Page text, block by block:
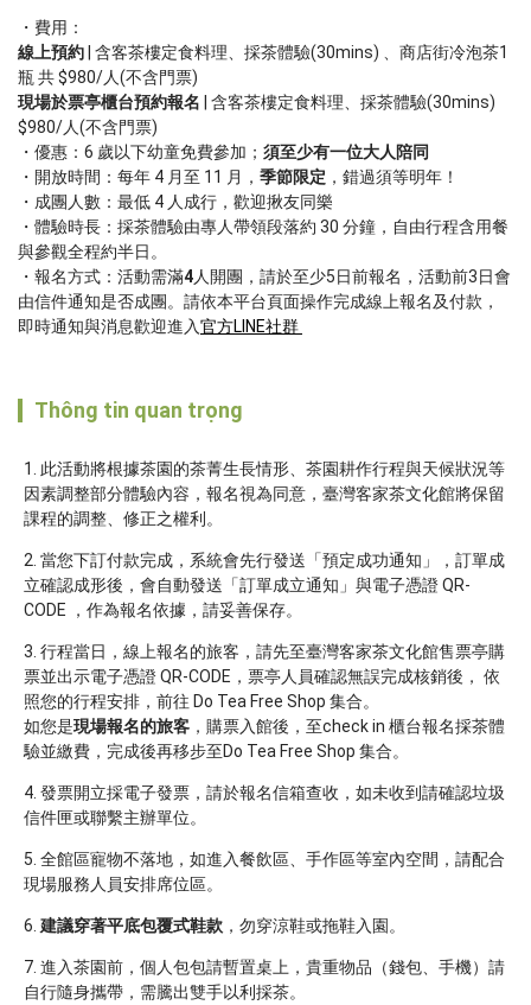
線上預約 | 含客茶樓定食料理、採茶體驗(30mins) 、商店街冷泡茶1
現場於票亭櫃台預約報名 | 含客茶樓定食料理、採茶體驗(30mins)
$980/人(不含門票)
優惠：6 歲以下幼童免費參加； 須至少有一位大人陪同
開放時間：每年 4 月至 11 月， 季節限定 ，錯過須等明年！
成團人數：最低 4 人成行，歡迎揪友同樂
體驗時長：採茶體驗由專人帶領段落約 30 分鐘，自由行程含用餐
與參觀全程約半日。
報名方式：活動需滿4人開團，請於至少5日前報名，活動前3日會
由信件通知是否成團。請依本平台頁面操作完成線上報名及付款，
即時通知與消息歡迎進入官方LINE社群
Thông tin quan trọng
此活動將根據茶園的茶菁生長情形、茶園耕作行程與天候狀況等
因素調整部分體驗內容，報名視為同意，臺灣客家茶文化館將保留
課程的調整、修正之權利。
當您下訂付款完成，系統會先行發送「預定成功通知」，訂單成
立確認成形後，會自動發送「訂單成立通知」與電子憑證 QR-
CODE ，作為報名依據，請妥善保存。
行程當日，線上報名的旅客，請先至臺灣客家茶文化館售票亭購
票並出示電子憑證 QR-CODE，票亭人員確認無誤完成核銷後， 依
照您的行程安排，前往 Do Tea Free Shop 集合。
如您是現場報名的旅客，購票入館後，至check in 櫃台報名採茶體
驗並繳費，完成後再移步至Do Tea Free Shop 集合。
發票開立採電子發票，請於報名信箱查收，如未收到請確認垃圾
信件匣或聯繫主辦單位。
全館區寵物不落地，如進入餐飲區、手作區等室內空間，請配合
現場服務人員安排席位區。
建議穿著平底包覆式鞋款，勿穿涼鞋或拖鞋入園。
進入茶園前，個人包包請暫置桌上，貴重物品（錢包、手機）請
自行隨身攜帶，需騰出雙手以利採茶。